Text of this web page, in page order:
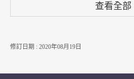
查看全部
修訂日期 : 2020年08月19日